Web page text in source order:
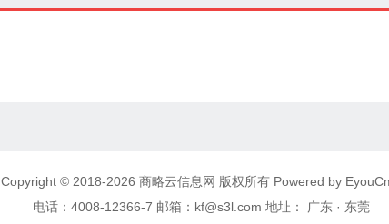
Copyright © 2018-2026 商略云信息网 版权所有 Powered by
电话：4008-12366-7 邮箱：kf@s3l.com 地址： 广东 · 东莞